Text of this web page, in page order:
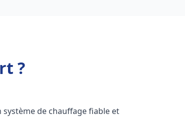
?
de chauffage fiable et